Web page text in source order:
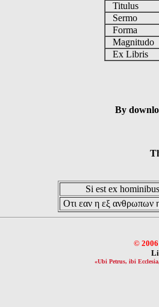
Titulus
Sermo
Forma
Magnitudo
Ex Libris
By
Si est ex
Οτι εαν η εξ ανθρωπων
©
«Ubi Petrus, ibi